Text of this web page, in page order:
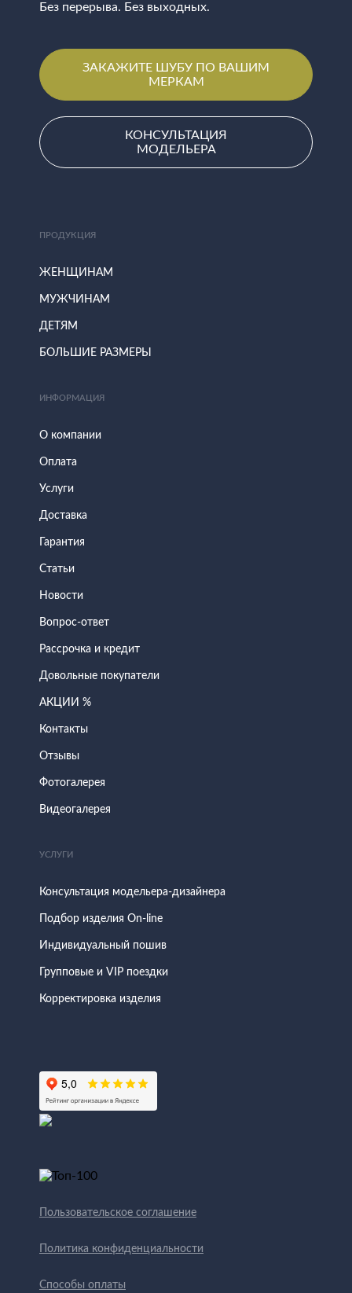
Без перерыва. Без выходных.
ЗАКАЖИТЕ ШУБУ ПО ВАШИМ
МЕРКАМ
КОНСУЛЬТАЦИЯ
МОДЕЛЬЕРА
ПРОДУКЦИЯ
ЖЕНЩИНАМ
МУЖЧИНАМ
ДЕТЯМ
БОЛЬШИЕ РАЗМЕРЫ
ИНФОРМАЦИЯ
О компании
Оплата
Услуги
Доставка
Гарантия
Статьи
Новости
Вопрос-ответ
Рассрочка и кредит
Довольные покупатели
АКЦИИ %
Контакты
Отзывы
Фотогалерея
Видеогалерея
УСЛУГИ
Консультация модельера-дизайнера
Подбор изделия On-line
Индивидуальный пошив
Групповые и VIP поездки
Корректировка изделия
Пользовательское соглашение
Политика конфиденциальности
Способы оплаты